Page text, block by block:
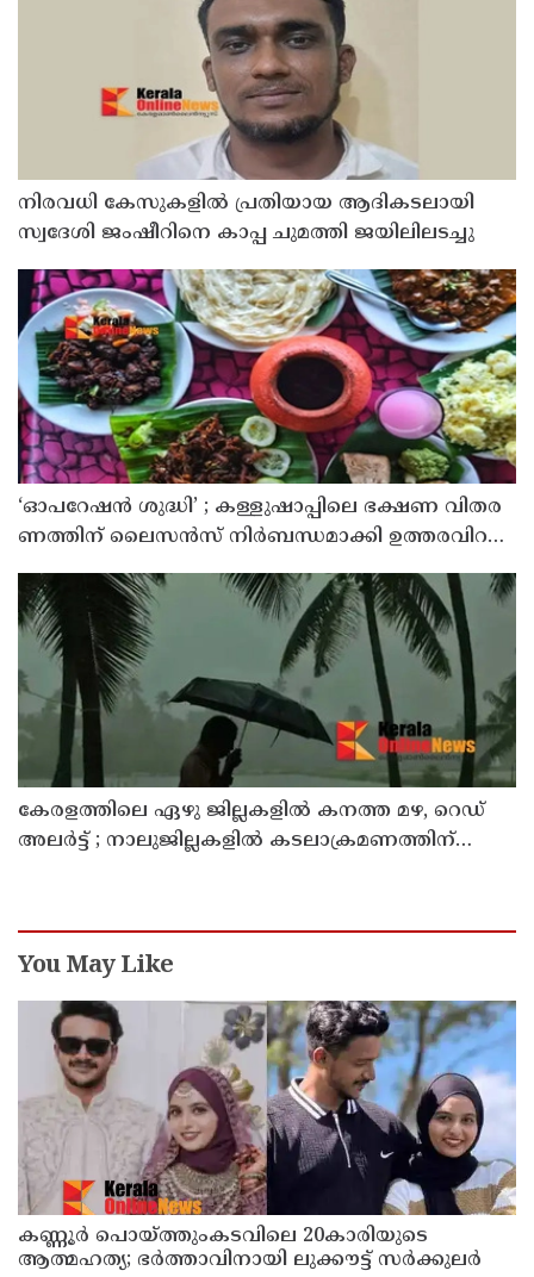
നിരവധി കേസുകളിൽ പ്രതിയായ ആദികടലായി
സ്വദേശി ജംഷീറിനെ കാപ്പ ചുമത്തി ജയിലിലടച്ചു
‘ഓ​പ​റേ​ഷ​ൻ ശു​ദ്ധി’ ; ക​ള്ളു​ഷാ​പ്പി​ലെ ഭ​ക്ഷ​ണ വി​ത​ര​
ണ​ത്തി​ന് ലൈ​സ​ൻ​സ് നി​ർ​ബ​ന്ധ​മാ​ക്കി ഉ​ത്ത​ര​വി​റ​
ക്കി എ​ക്​​സൈ​സ്​ വ​കു​പ്പ്​
കേരളത്തിലെ ഏഴു ജില്ലകളിൽ കനത്ത മഴ, റെഡ്
അലർട്ട് ; നാലുജില്ലകളിൽ കടലാക്രമണത്തിന്
You May Like
കണ്ണൂർ പൊയ്ത്തുംകടവിലെ 20കാരിയുടെ
ആത്മഹത്യ; ഭർത്താവിനായി ലുക്കൗട്ട് സർക്കുലർ